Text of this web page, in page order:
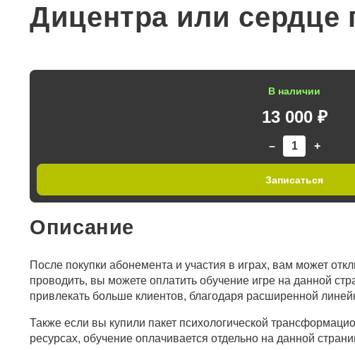
Дицентра или сердце
В наличии
13 000 ₽
– +
Записаться
Описание
После покупки абонемента и участия в играх, вам может
проводить, вы можете оплатить обучение игре на данной
привлекать больше клиентов, благодаря расширенной
Также если вы купили пакет психологической
ресурсах, обучение оплачивается отдельно на данной